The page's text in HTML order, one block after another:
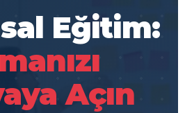
Eğitim:
Açın